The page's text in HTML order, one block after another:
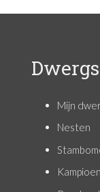
Mijn
Nesten